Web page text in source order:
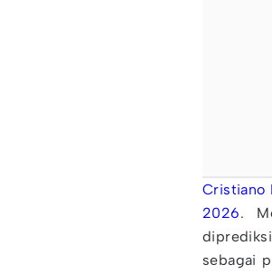
Cristiano
2026.
sebagai